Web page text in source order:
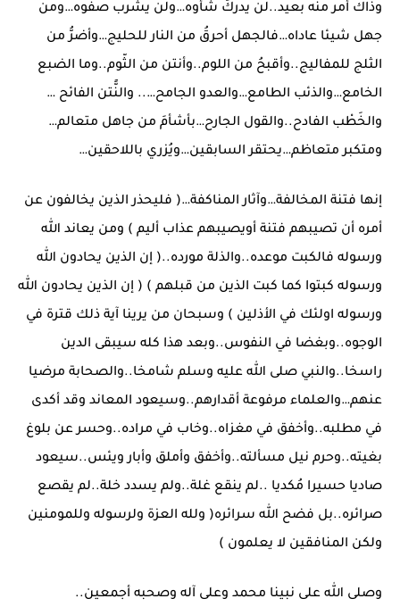
وذاك أمر منه بعيد..لن يدركَ شأوه…ولن يشرب صفوه…ومن
جهل شيئا عاداه…فالجهل أحرقُ من النار للحليج…وأضرُّ من
الثلج للمفاليج..وأقبحُ من اللوم..وأنتن من الثّوم..وما الضبع
الخامع…والذئب الطامع…والعدو الجامح….. والنًّتن الفائح …
والخَطْب الفادح..والقول الجارح…بأشأمَ من جاهل متعالم…
ومتكبر متعاظم…يحتقر السابقين…ويُزري باللاحقين…
إنها فتنة المخالفة…وآثار المناكفة…( فليحذر الذين يخالفون عن
أمره أن تصيبهم فتنة أويصيبهم عذاب أليم ) ومن يعاند الله
ورسوله فالكبت موعده..والذلة مورده..( إن الذين يحادون الله
ورسوله كبتوا كما كبت الذين من قبلهم ) ( إن الذين يحادون الله
ورسوله اولئك في الأذلين ) وسبحان من يرينا آية ذلك قترة في
الوجوه..وبغضا في النفوس..وبعد هذا كله سيبقى الدين
راسخا..والنبي صلى الله عليه وسلم شامخا..والصحابة مرضيا
عنهم…والعلماء مرفوعة أقدارهم..وسيعود المعاند وقد أكدى
في مطلبه..وأخفق في مغزاه..وخاب في مراده..وحسر عن بلوغ
بغيته..وحرم نيل مسألته..وأخفق وأملق وأبار ويئس..سيعود
صاديا حسيرا مُكديا ..لم ينقع غلة..ولم يسدد خلة..لم يقصع
صرائره..بل فضح الله سرائره( ولله العزة ولرسوله وللمومنين
ولكن المنافقين لا يعلمون )
وصلى الله على نبينا محمد وعلى آله وصحبه أجمعين..